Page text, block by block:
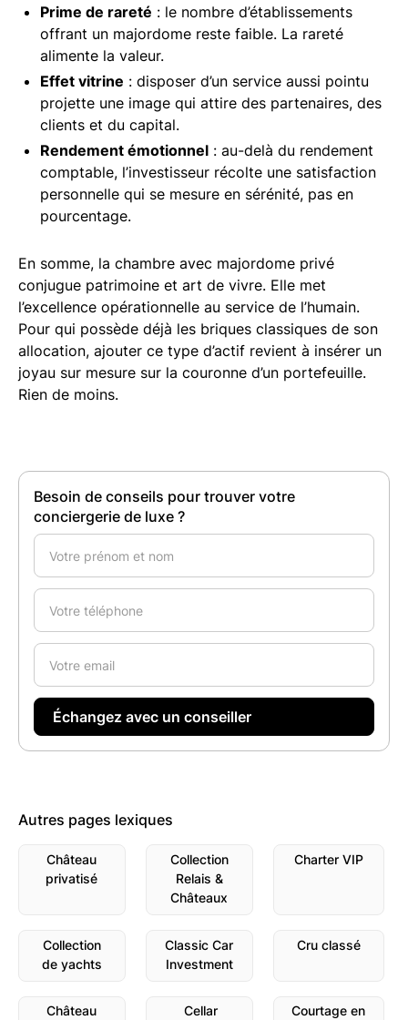
Prime de rareté : le nombre d’établissements
offrant un majordome reste faible. La rareté
alimente la valeur.
Effet vitrine : disposer d’un service aussi pointu
projette une image qui attire des partenaires, des
clients et du capital.
Rendement émotionnel : au-delà du rendement
comptable, l’investisseur récolte une satisfaction
personnelle qui se mesure en sérénité, pas en
pourcentage.
En somme, la chambre avec majordome privé
conjugue patrimoine et art de vivre. Elle met
l’excellence opérationnelle au service de l’humain.
Pour qui possède déjà les briques classiques de son
allocation, ajouter ce type d’actif revient à insérer un
joyau sur mesure sur la couronne d’un portefeuille.
Rien de moins.
Besoin de conseils pour trouver votre
conciergerie de luxe ?
Autres pages lexiques
Château
privatisé
Collection
Relais &
Châteaux
Charter VIP
Collection
de yachts
Classic Car
Investment
Cru classé
Château
Cellar
Courtage en